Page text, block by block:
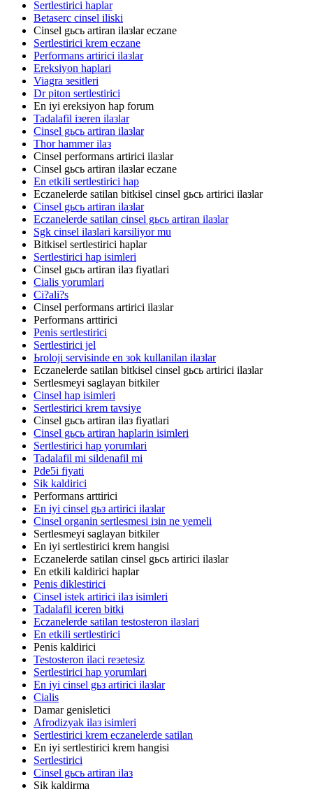
Sertlestirici haplar
Betaserc cinsel iliski
Cinsel gьcь artiran ilaзlar eczane
Sertlestirici krem eczane
Performans artirici ilaзlar
Ereksiyon haplari
Viagra зesitleri
Dr piton sertlestirici
En iyi ereksiyon hap forum
Tadalafil iзeren ilaзlar
Cinsel gьcь artiran ilaзlar
Thor hammer ilaз
Cinsel performans artirici ilaзlar
Cinsel gьcь artiran ilaзlar eczane
En etkili sertlestirici hap
Eczanelerde satilan bitkisel cinsel gьcь artirici ilaзlar
Cinsel gьcь artiran ilaзlar
Eczanelerde satilan cinsel gьcь artiran ilaзlar
Sgk cinsel ilaзlari karsiliyor mu
Bitkisel sertlestirici haplar
Sertlestirici hap isimleri
Cinsel gьcь artiran ilaз fiyatlari
Cialis yorumlari
Ci?ali?s
Cinsel performans artirici ilaзlar
Performans arttirici
Penis sertlestirici
Sertlestirici jel
Ьroloji servisinde en зok kullanilan ilaзlar
Eczanelerde satilan bitkisel cinsel gьcь artirici ilaзlar
Sertlesmeyi saglayan bitkiler
Cinsel hap isimleri
Sertlestirici krem tavsiye
Cinsel gьcь artiran ilaз fiyatlari
Cinsel gьcь artiran haplarin isimleri
Sertlestirici hap yorumlari
Tadalafil mi sildenafil mi
Pde5i fiyati
Sik kaldirici
Performans arttirici
En iyi cinsel gьз artirici ilaзlar
Cinsel organin sertlesmesi iзin ne yemeli
Sertlesmeyi saglayan bitkiler
En iyi sertlestirici krem hangisi
Eczanelerde satilan cinsel gьcь artirici ilaзlar
En etkili kaldirici haplar
Penis diklestirici
Cinsel istek artirici ilaз isimleri
Tadalafil iceren bitki
Eczanelerde satilan testosteron ilaзlari
En etkili sertlestirici
Penis kaldirici
Testosteron ilaci reзetesiz
Sertlestirici hap yorumlari
En iyi cinsel gьз artirici ilaзlar
Cialis
Damar genisletici
Afrodizyak ilaз isimleri
Sertlestirici krem eczanelerde satilan
En iyi sertlestirici krem hangisi
Sertlestirici
Cinsel gьcь artiran ilaз
Sik kaldirma